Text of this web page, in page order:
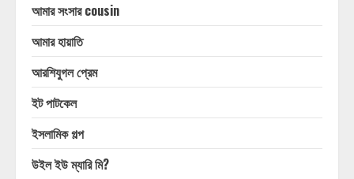
আমার সংসার cousin
আমার হায়াতি
আরশিযুগল প্রেম
ইট পাটকেল
ইসলামিক গল্প
উইল ইউ ম্যারি মি?